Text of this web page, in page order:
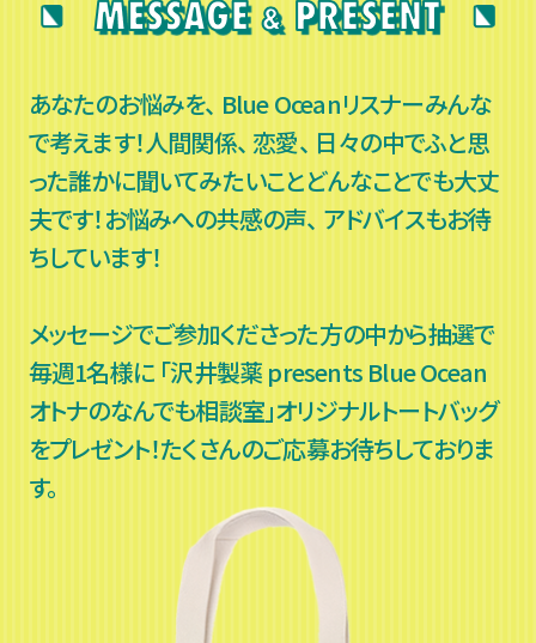
あなたのお悩みを、 Blue Oceanリスナーみんな
で考えます！人間関係、 恋愛、 日々の中でふと思
った誰かに聞いてみたいことどんなことでも大丈
夫です！お悩みへの共感の声、 アドバイスもお待
ちしています！
メッセージでご参加くださった方の中から抽選で
毎週1名様に 「沢井製薬 presents Blue Ocean
オトナのなんでも相談室」オリジナルトートバッグ
をプレゼント！たくさんのご応募お待ちしておりま
す。